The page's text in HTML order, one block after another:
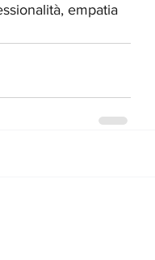
empatia